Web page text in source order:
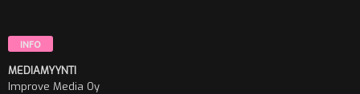
INFO
MEDIAMYYNTI
Improve Media Oy